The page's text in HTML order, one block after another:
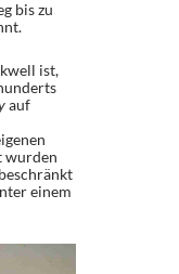
bis zu
ist,
auf
wurden
einem